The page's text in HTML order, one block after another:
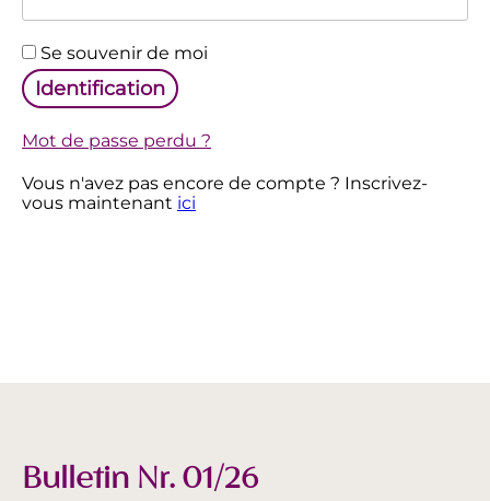
Alternative:
Se souvenir de moi
Identification
Mot de passe perdu ?
Vous n'avez pas encore de compte ? Inscrivez-
vous maintenant ici
Bulletin Nr. 01/26